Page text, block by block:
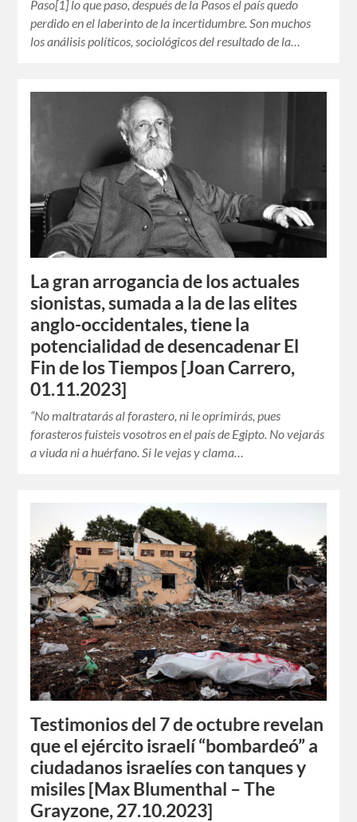
Paso[1] lo que paso, después de la Pasos el país quedo
perdido en el laberinto de la incertidumbre. Son muchos
los análisis políticos, sociológicos del resultado de la…
La gran arrogancia de los actuales
sionistas, sumada a la de las elites
anglo-occidentales, tiene la
potencialidad de desencadenar El
Fin de los Tiempos [Joan Carrero,
01.11.2023]
“No maltratarás al forastero, ni le oprimirás, pues
forasteros fuisteis vosotros en el país de Egipto. No vejarás
a viuda ni a huérfano. Si le vejas y clama…
Testimonios del 7 de octubre revelan
que el ejército israelí “bombardeó” a
ciudadanos israelíes con tanques y
misiles [Max Blumenthal – The
Grayzone, 27.10.2023]